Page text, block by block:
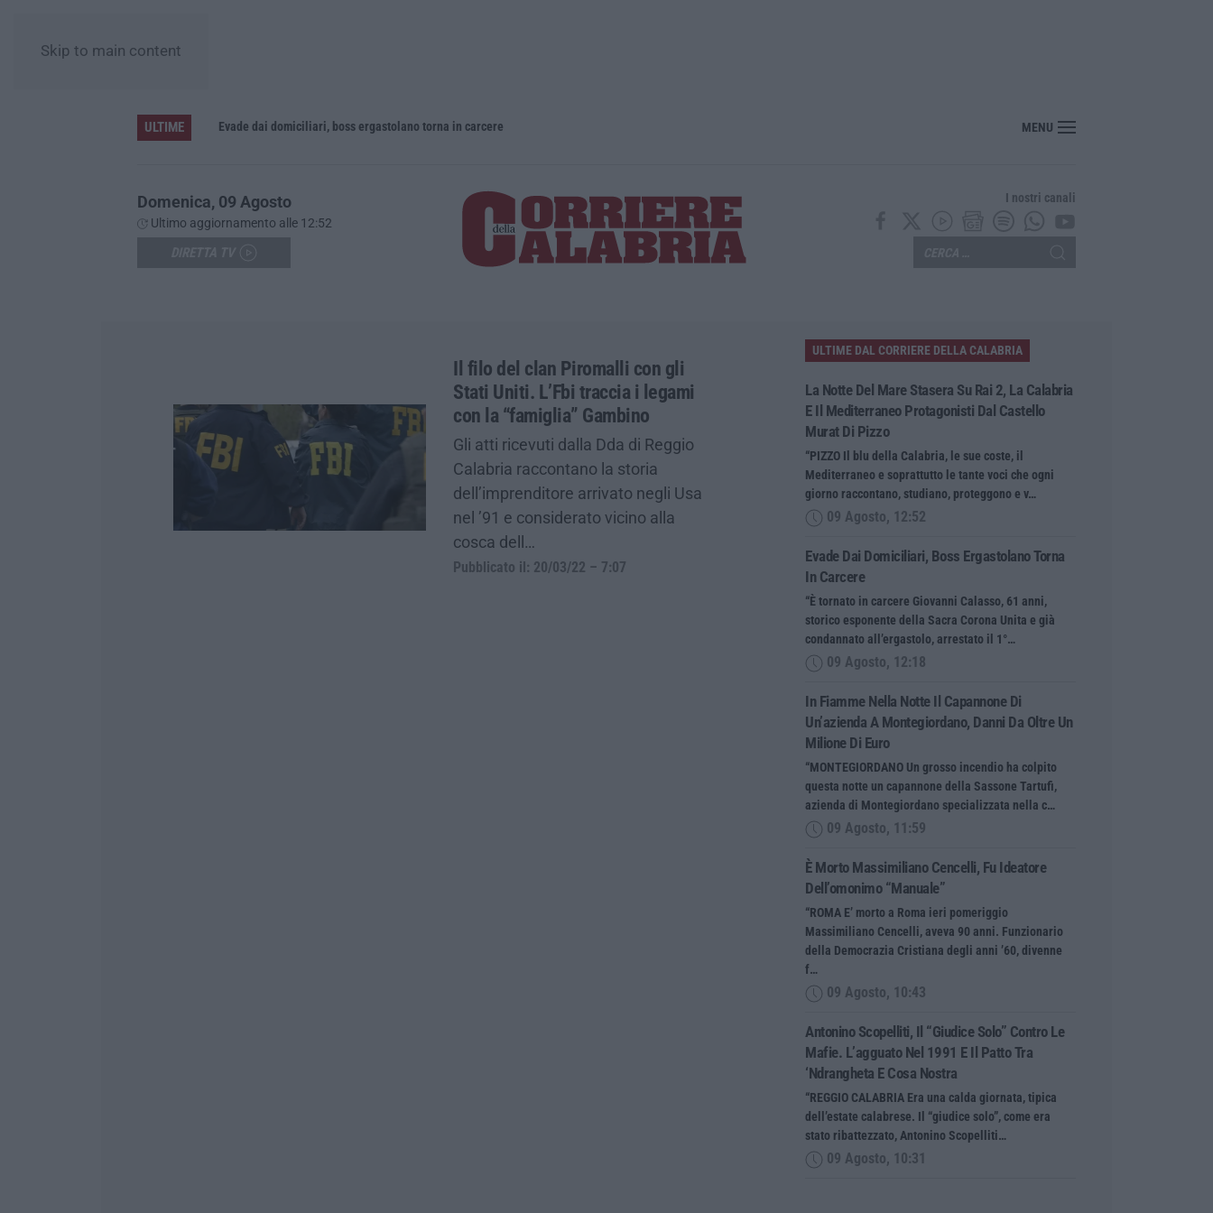
Skip to main content
ULTIME
La Notte del Mare stasera su Rai 2, la Calabria e il Mediterraneo protagonisti dal Castello Murat di Pizzo Evade dai domiciliari, boss ergastolano torna in carcere MENU
Domenica, 09 Agosto
Ultimo aggiornamento alle 12:52
I nostri canali
Il filo del clan Piromalli con gli
Stati Uniti. L’Fbi traccia i legami
con la “famiglia” Gambino
Gli atti ricevuti dalla Dda di Reggio
Calabria raccontano la storia
dell’imprenditore arrivato negli Usa
nel ’91 e considerato vicino alla
cosca dell…
Pubblicato il: 20/03/22 – 7:07
ULTIME DAL CORRIERE DELLA CALABRIA
La Notte Del Mare Stasera Su Rai 2, La Calabria
E Il Mediterraneo Protagonisti Dal Castello
Murat Di Pizzo
“PIZZO Il blu della Calabria, le sue coste, il
Mediterraneo e soprattutto le tante voci che ogni
giorno raccontano, studiano, proteggono e v…
09 Agosto, 12:52
Evade Dai Domiciliari, Boss Ergastolano Torna
In Carcere
“È tornato in carcere Giovanni Calasso, 61 anni,
storico esponente della Sacra Corona Unita e già
condannato all’ergastolo, arrestato il 1°…
09 Agosto, 12:18
In Fiamme Nella Notte Il Capannone Di
Un’azienda A Montegiordano, Danni Da Oltre Un
Milione Di Euro
“MONTEGIORDANO Un grosso incendio ha colpito
questa notte un capannone della Sassone Tartufi,
azienda di Montegiordano specializzata nella c…
09 Agosto, 11:59
È Morto Massimiliano Cencelli, Fu Ideatore
Dell’omonimo “manuale”
“ROMA E’ morto a Roma ieri pomeriggio
Massimiliano Cencelli, aveva 90 anni. Funzionario
della Democrazia Cristiana degli anni ’60, divenne
f…
09 Agosto, 10:43
Antonino Scopelliti, Il “giudice Solo” Contro Le
Mafie. L’agguato Nel 1991 E Il Patto Tra
‘ndrangheta E Cosa Nostra
“REGGIO CALABRIA Era una calda giornata, tipica
dell’estate calabrese. Il “giudice solo”, come era
stato ribattezzato, Antonino Scopelliti…
09 Agosto, 10:31